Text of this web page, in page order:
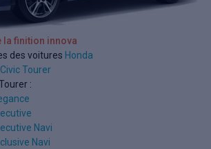
la finition innova
des voitures Honda
Civic Tourer
:
Navi
Navi